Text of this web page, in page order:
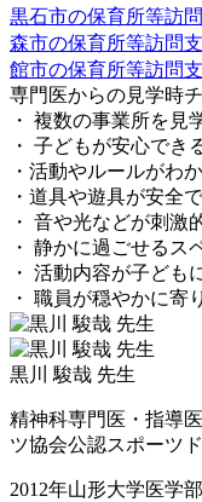
黒石市の保育所等訪
森市の保育所等訪問
館市の保育所等訪問
専門医からの見学時
・ 複数の事業所を見
・ 子どもが安心でき
・活動やルールがわ
・道具や遊具が安全
・ 音や光などが刺激
・ 静かに過ごせるス
・ 活動内容が子ども
・ 職員が穏やかに寄
黒川 駿哉 先生
精神科専門医・指導
ツ協会公認スポーツ
2012年山形大学医学